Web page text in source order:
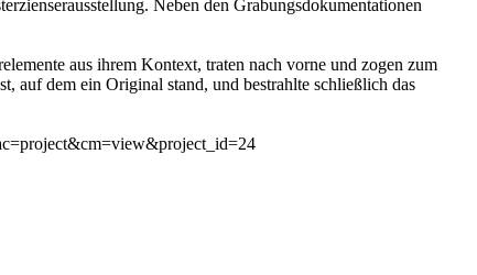
Neben den Grabungsdokumentationen
aus ihrem Kontext, traten nach vorne und zogen zum
auf dem ein Original stand, und bestrahlte schließlich das